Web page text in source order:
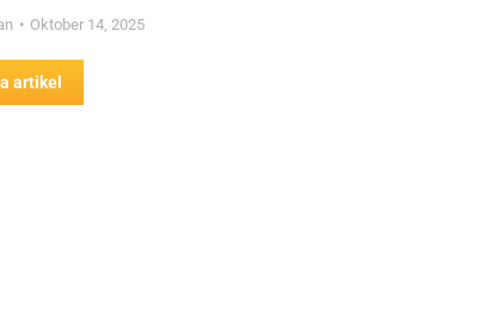
Oktober 14, 2025
artikel